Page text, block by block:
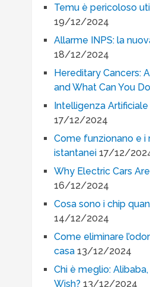
Temu è pericoloso
19/12/2024
Allarme INPS: la
18/12/2024
Hereditary Cancers:
and What Can You
Intelligenza
17/12/2024
Come funzionano e i
istantanei 17/12/
Why Electric Cars
16/12/2024
Cosa sono i chip
14/12/2024
Come eliminare
casa 13/12/2024
Chi è meglio:
Wish? 13/12/2024